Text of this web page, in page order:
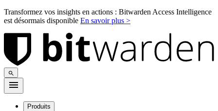
Transformez vos insights en actions : Bitwarden Access Intelligence
est désormais disponible En savoir plus >
Produits